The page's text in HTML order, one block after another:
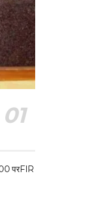
परFIR